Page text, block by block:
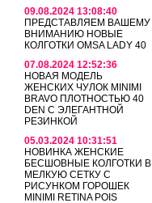
09.08.2024 13:08:40
ПРЕДСТАВЛЯЕМ ВАШЕМУ
ВНИМАНИЮ НОВЫЕ
КОЛГОТКИ OMSA LADY 40
07.08.2024 12:52:36
НОВАЯ МОДЕЛЬ
ЖЕНСКИХ ЧУЛОК MINIMI
BRAVO ПЛОТНОСТЬЮ 40
DEN С ЭЛЕГАНТНОЙ
РЕЗИНКОЙ
05.03.2024 10:31:51
НОВИНКА ЖЕНСКИЕ
БЕСШОВНЫЕ КОЛГОТКИ В
МЕЛКУЮ СЕТКУ С
РИСУНКОМ ГОРОШЕК
MINIMI RETINA POIS